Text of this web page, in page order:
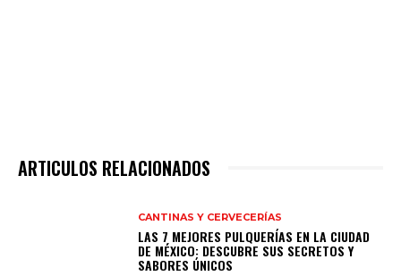
ARTICULOS RELACIONADOS
CANTINAS Y CERVECERÍAS
LAS 7 MEJORES PULQUERÍAS EN LA CIUDAD
DE MÉXICO: DESCUBRE SUS SECRETOS Y
SABORES ÚNICOS